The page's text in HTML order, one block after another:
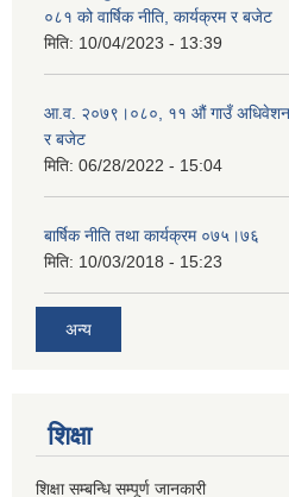
०८१ को वार्षिक नीति, कार्यक्रम र बजेट
मिति: 10/04/2023 - 13:39
आ.व. २०७९।०८०, ११ औं गाउँ
र बजेट
मिति: 06/28/2022 - 15:04
बार्षिक नीति तथा कार्यक्रम ०७५।७६
मिति: 10/03/2018 - 15:23
अन्य
शिक्षा
शिक्षा सम्बन्धि सम्पूर्ण जानकारी